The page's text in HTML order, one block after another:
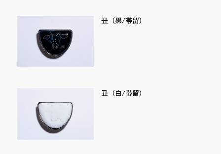
丑（黒/帯留）
丑（白/帯留）